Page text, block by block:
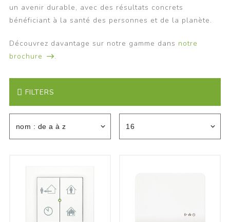
un avenir durable, avec des résultats concrets
bénéficiant à la santé des personnes et de la planète.
Découvrez davantage sur notre gamme dans notre
brochure
.
FILTERS